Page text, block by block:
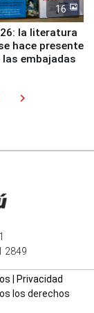
16
la literatura
hace presente
embajadas
chevron_right
2849
Privacidad
los derechos